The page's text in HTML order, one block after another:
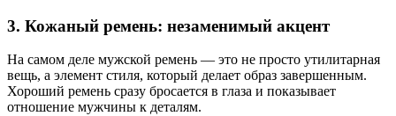
3. Кожаный ремень: незаменимый акцент
На самом деле мужской ремень — это не просто утилитарная
вещь, а элемент стиля, который делает образ завершенным.
Хороший ремень сразу бросается в глаза и показывает
отношение мужчины к деталям.